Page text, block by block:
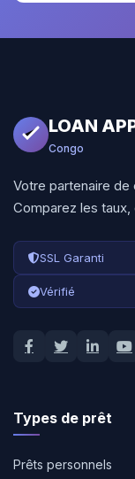
LOAN
Congo
Votre partenaire
Comparez les
SSL Garanti
Vérifié
Types de prêt
Prêts personnels